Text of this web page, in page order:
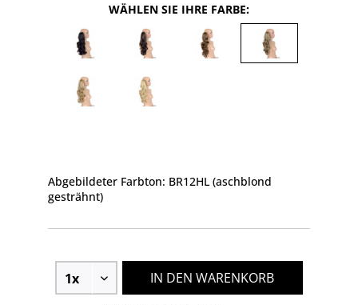
WÄHLEN SIE IHRE FARBE:
Abgebildeter Farbton: BR12HL (aschblond
gesträhnt)
IN DEN WARENKORB